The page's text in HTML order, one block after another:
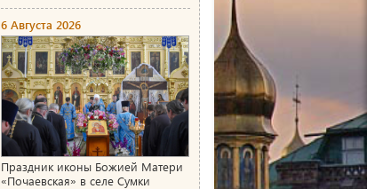
6 Августа 2026
Праздник иконы Божией Матери
«Почаевская» в селе Сумки